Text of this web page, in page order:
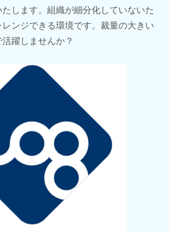
します。組織が細分化していないた
ンジできる環境です。裁量の大きい
躍しませんか？